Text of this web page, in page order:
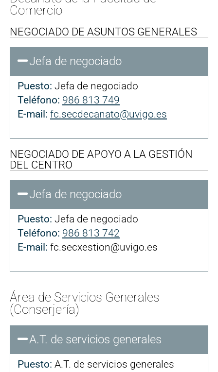
Comercio
NEGOCIADO DE ASUNTOS GENERALES
Jefa de negociado
Puesto: Jefa de negociado
Teléfono: 986 813 749
E-mail: fc.secdecanato@uvigo.es
NEGOCIADO DE APOYO A LA GESTIÓN
DEL CENTRO
Jefa de negociado
Puesto: Jefa de negociado
Teléfono: 986 813 742
E-mail: fc.secxestion@uvigo.es
Área de Servicios Generales
(Conserjería)
A.T. de servicios generales
Puesto: A.T. de servicios generales